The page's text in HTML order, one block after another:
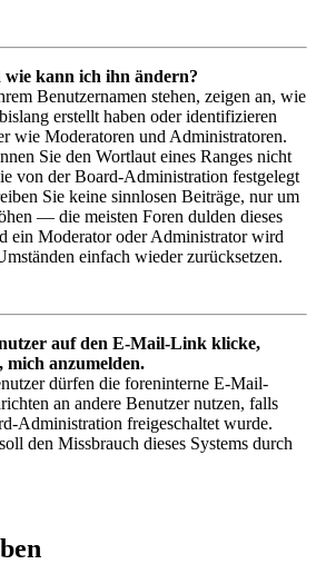
wie kann ich ihn ändern?
Benutzernamen stehen, zeigen an, wie
erstellt haben oder identifizieren
wie Moderatoren und Administratoren.
Sie den Wortlaut eines Ranges nicht
von der Board-Administration festgelegt
Sie keine sinnlosen Beiträge, nur um
— die meisten Foren dulden dieses
ein Moderator oder Administrator wird
einfach wieder zurücksetzen.
auf den E-Mail-Link klicke,
anzumelden.
dürfen die foreninterne E-Mail-
an andere Benutzer nutzen, falls
Administration freigeschaltet wurde.
den Missbrauch dieses Systems durch